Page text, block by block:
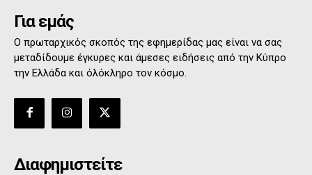
Για εμάς
Ο πρωταρχικός σκοπός της εφημερίδας μας είναι να σας
μεταδίδουμε έγκυρες και άμεσες ειδήσεις από την Κύπρο
την Ελλάδα και όλόκληρο τον κόσμο.
Διαφημιστείτε